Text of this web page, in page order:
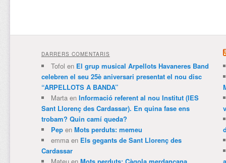
DARRERS COMENTARIS
Tofol en El grup musical Arpellots Havaneres Band
celebren el seu 25è aniversari presentat el nou disc
“ARPELLOTS A BANDA”
Martaen Informació referent al nou Institut (IES
Sant Llorenç des Cardassar). En quina fase ens
trobam? Quin camí queda?
Pepen Mots perduts: memeu
emmaen Els gegants de Sant Llorenç des
Cardassar